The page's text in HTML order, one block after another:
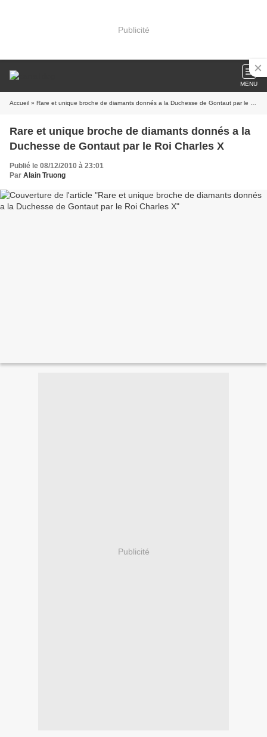
Publicité
MENU
Accueil » Rare et unique broche de diamants donnés a la Duchesse de Gontaut par le Roi Charles X
Rare et unique broche de diamants donnés a la
Duchesse de Gontaut par le Roi Charles X
Publié le 08/12/2010 à 23:01
Par Alain Truong
Publicité